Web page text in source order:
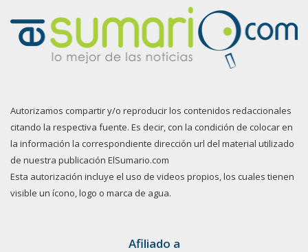
Autorizamos compartir y/o reproducir los contenidos redaccionales
citando la respectiva fuente. Es decir, con la condición de colocar en
la información la correspondiente dirección url del material utilizado
de nuestra publicación ElSumario.com
Esta autorización incluye el uso de videos propios, los cuales tienen
visible un ícono, logo o marca de agua.
Afiliado a